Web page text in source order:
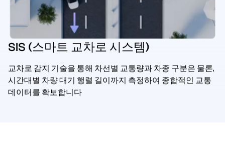
SIS (스마트 교차로 시스템)
교차로 감지 기술을 통해 차선별 교통량과 차종 구분은 물론,
시간대별 차량 대기 행렬 길이까지 측정하여 종합적인 교통
데이터를 확보합니다